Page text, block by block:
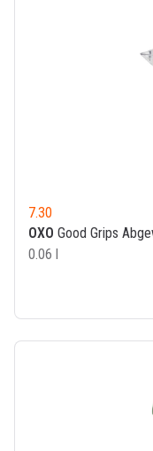
7.30
OXO Good Grips
0.06 l